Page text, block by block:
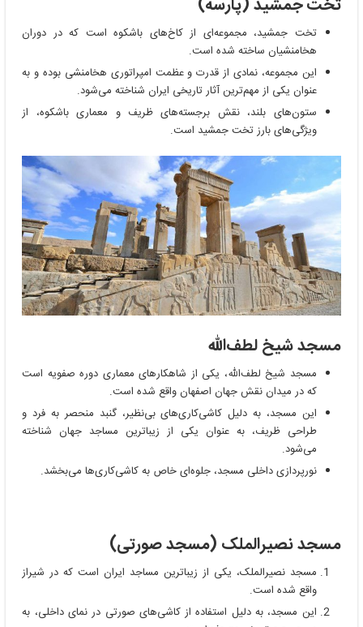
تخت جمشید (پارسه)
تخت جمشید، مجموعه‌ای از کاخ‌های باشکوه است که در دوران
هخامنشیان ساخته شده است.
این مجموعه، نمادی از قدرت و عظمت امپراتوری هخامنشی بوده و به
عنوان یکی از مهم‌ترین آثار تاریخی ایران شناخته می‌شود.
ستون‌های بلند، نقش برجسته‌های ظریف و معماری باشکوه، از
ویژگی‌های بارز تخت جمشید است.
مسجد شیخ لطف‌الله
مسجد شیخ لطف‌الله، یکی از شاهکارهای معماری دوره صفویه است
که در میدان نقش جهان اصفهان واقع شده است.
این مسجد، به دلیل کاشی‌کاری‌های بی‌نظیر، گنبد منحصر به فرد و
طراحی ظریف، به عنوان یکی از زیباترین مساجد جهان شناخته
می‌شود.
نورپردازی داخلی مسجد، جلوه‌ای خاص به کاشی‌کاری‌ها می‌بخشد.
مسجد نصیرالملک (مسجد صورتی)
مسجد نصیرالملک، یکی از زیباترین مساجد ایران است که در شیراز
واقع شده است.
این مسجد، به دلیل استفاده از کاشی‌های صورتی در نمای داخلی، به